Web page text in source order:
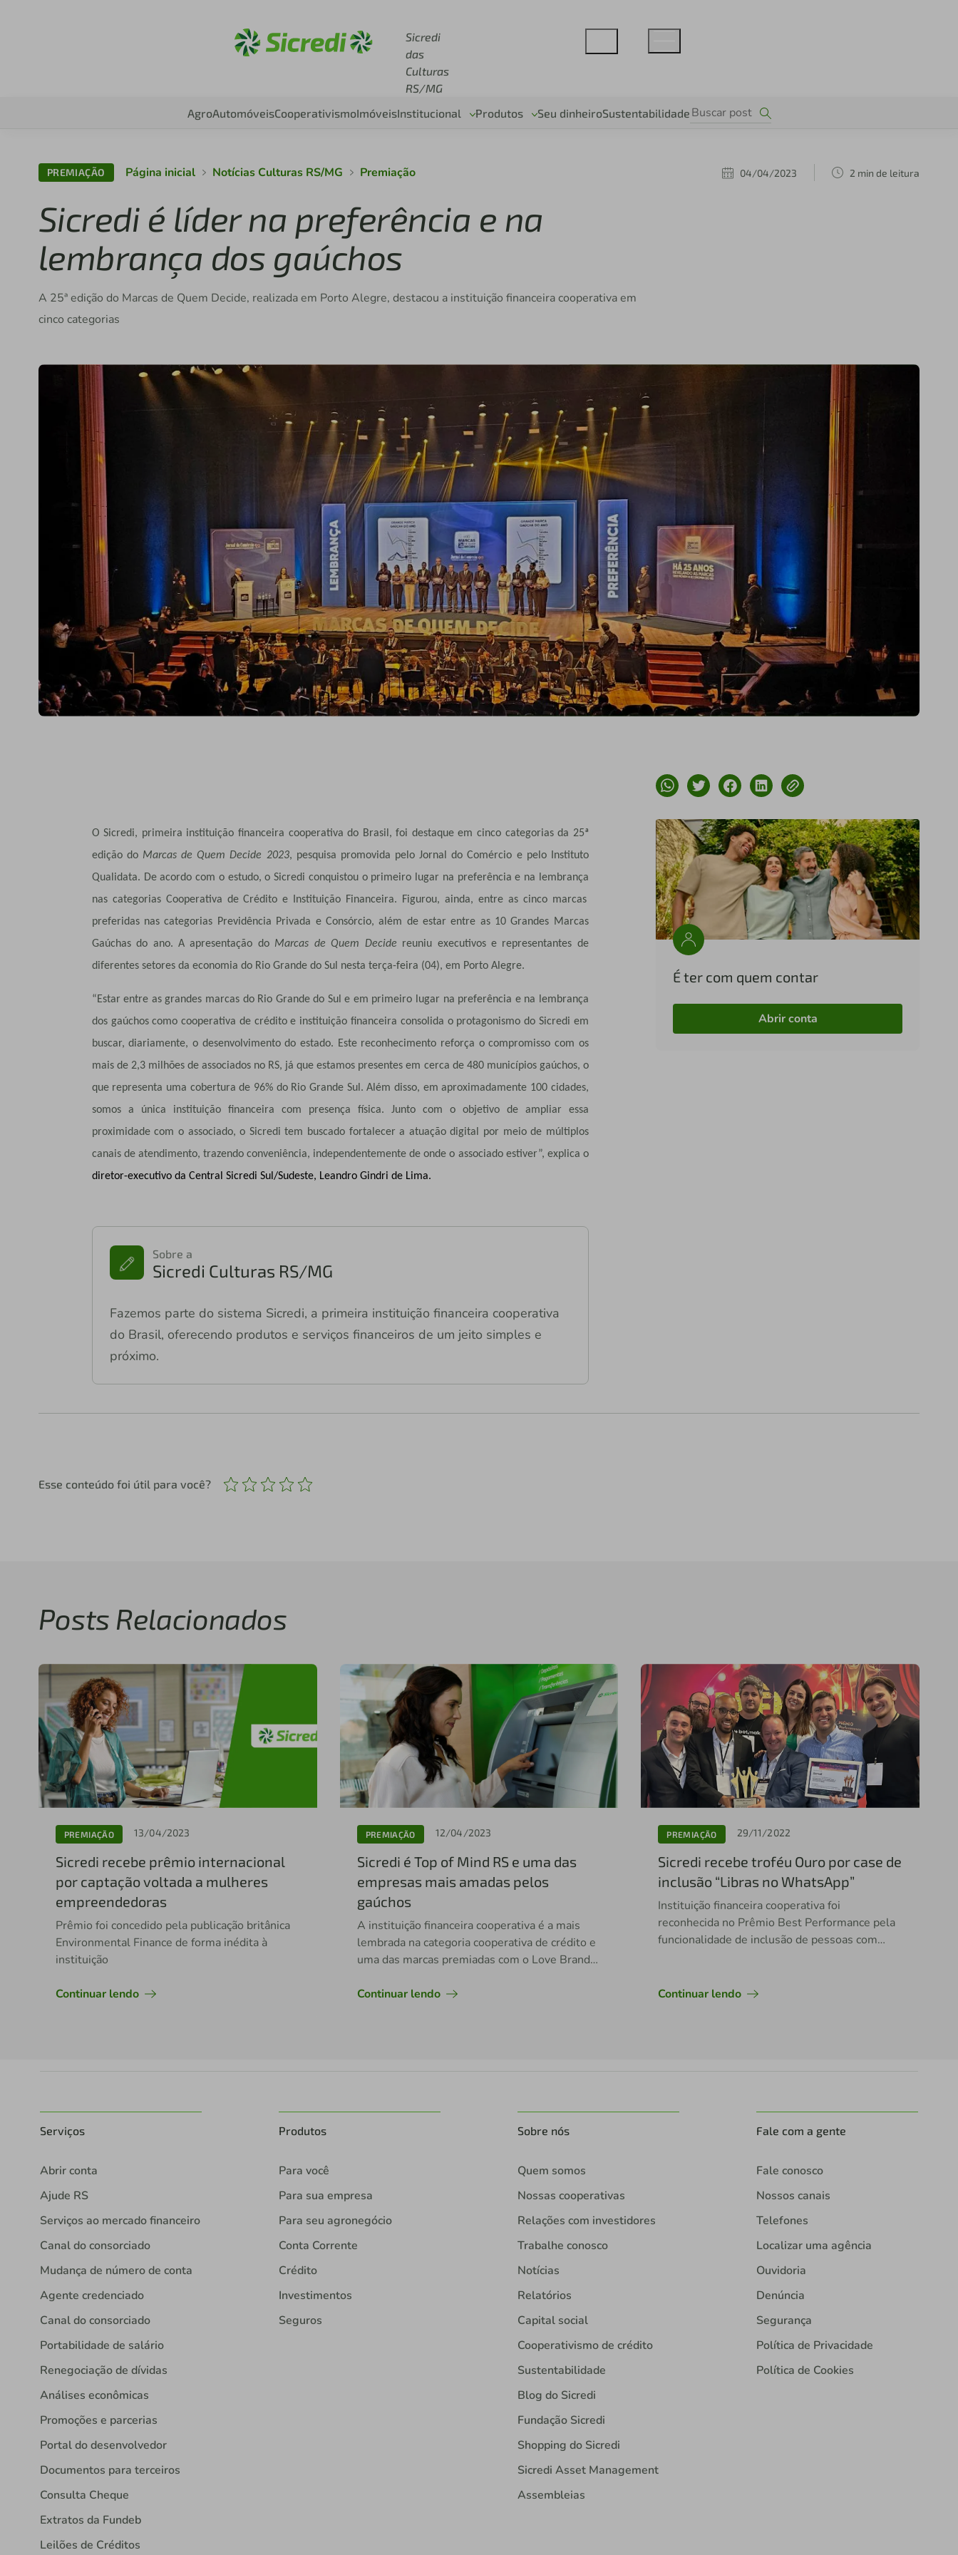
Sicredi
das
Culturas
RS/MG
AgroAutomóveisCooperativismoImóveisInstitucional Produtos Seu dinheiroSustentabilidade
PREMIAÇÃO Página inicial Notícias Culturas RS/MG Premiação 04/04/2023 2 min de leitura
Sicredi é líder na preferência e na
lembrança dos gaúchos
A 25ª edição do Marcas de Quem Decide, realizada em Porto Alegre, destacou a instituição financeira cooperativa em
cinco categorias
O Sicredi, primeira instituição financeira cooperativa do Brasil, foi destaque em cinco categorias da 25ª
edição do Marcas de Quem Decide 2023, pesquisa promovida pelo Jornal do Comércio e pelo Instituto
Qualidata. De acordo com o estudo, o Sicredi conquistou o primeiro lugar na preferência e na lembrança
nas categorias Cooperativa de Crédito e Instituição Financeira. Figurou, ainda, entre as cinco marcas
preferidas nas categorias Previdência Privada e Consórcio, além de estar entre as 10 Grandes Marcas
Gaúchas do ano. A apresentação do Marcas de Quem Decide reuniu executivos e representantes de
diferentes setores da economia do Rio Grande do Sul nesta terça-feira (04), em Porto Alegre.
“Estar entre as grandes marcas do Rio Grande do Sul e em primeiro lugar na preferência e na lembrança
dos gaúchos como cooperativa de crédito e instituição financeira consolida o protagonismo do Sicredi em
buscar, diariamente, o desenvolvimento do estado. Este reconhecimento reforça o compromisso com os
mais de 2,3 milhões de associados no RS, já que estamos presentes em cerca de 480 municípios gaúchos, o
que representa uma cobertura de 96% do Rio Grande Sul. Além disso, em aproximadamente 100 cidades,
somos a única instituição financeira com presença física. Junto com o objetivo de ampliar essa
proximidade com o associado, o Sicredi tem buscado fortalecer a atuação digital por meio de múltiplos
canais de atendimento, trazendo conveniência, independentemente de onde o associado estiver”, explica o
diretor-executivo da Central Sicredi Sul/Sudeste, Leandro Gindri de Lima.
Sobre a
Sicredi Culturas RS/MG
Fazemos parte do sistema Sicredi, a primeira instituição financeira cooperativa
do Brasil, oferecendo produtos e serviços financeiros de um jeito simples e
próximo.
É ter com quem contar
Abrir conta
Esse conteúdo foi útil para você?
Posts Relacionados
PREMIAÇÃO 13/04/2023
Sicredi recebe prêmio internacional
por captação voltada a mulheres
empreendedoras
Prêmio foi concedido pela publicação britânica
Environmental Finance de forma inédita à
instituição
Continuar lendo
PREMIAÇÃO 12/04/2023
Sicredi é Top of Mind RS e uma das
empresas mais amadas pelos
gaúchos
A instituição financeira cooperativa é a mais
lembrada na categoria cooperativa de crédito e
uma das marcas premiadas com o Love Brands
Continuar lendo
PREMIAÇÃO 29/11/2022
Sicredi recebe troféu Ouro por case de
inclusão “Libras no WhatsApp”
Instituição financeira cooperativa foi
reconhecida no Prêmio Best Performance pela
funcionalidade de inclusão de pessoas com
Continuar lendo
Serviços
Abrir conta
Ajude RS
Serviços ao mercado financeiro
Canal do consorciado
Mudança de número de conta
Agente credenciado
Canal do consorciado
Portabilidade de salário
Renegociação de dívidas
Análises econômicas
Promoções e parcerias
Portal do desenvolvedor
Documentos para terceiros
Consulta Cheque
Extratos da Fundeb
Leilões de Créditos
Produtos
Para você
Para sua empresa
Para seu agronegócio
Conta Corrente
Crédito
Investimentos
Seguros
Sobre nós
Quem somos
Nossas cooperativas
Relações com investidores
Trabalhe conosco
Notícias
Relatórios
Capital social
Cooperativismo de crédito
Sustentabilidade
Blog do Sicredi
Fundação Sicredi
Shopping do Sicredi
Sicredi Asset Management
Assembleias
Fale com a gente
Fale conosco
Nossos canais
Telefones
Localizar uma agência
Ouvidoria
Denúncia
Segurança
Política de Privacidade
Política de Cookies